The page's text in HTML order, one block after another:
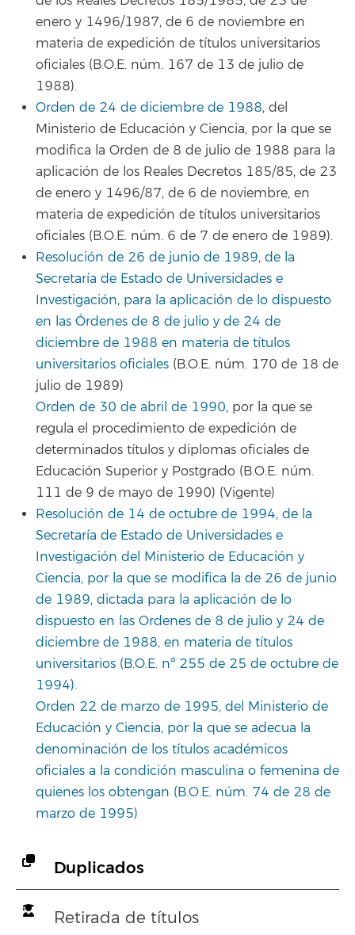
enero y 1496/1987, de 6 de noviembre en
materia de expedición de títulos universitarios
oficiales (B.O.E. núm. 167 de 13 de julio de
1988).
Orden de 24 de diciembre de 1988, del
Ministerio de Educación y Ciencia, por la que se
modifica la Orden de 8 de julio de 1988 para la
aplicación de los Reales Decretos 185/85, de 23
de enero y 1496/87, de 6 de noviembre, en
materia de expedición de títulos universitarios
oficiales (B.O.E. núm. 6 de 7 de enero de 1989).
Resolución de 26 de junio de 1989, de la
Secretaría de Estado de Universidades e
Investigación, para la aplicación de lo dispuesto
en las Órdenes de 8 de julio y de 24 de
diciembre de 1988 en materia de títulos
universitarios oficiales (B.O.E. núm. 170 de 18 de
julio de 1989)
Orden de 30 de abril de 1990, por la que se
regula el procedimiento de expedición de
determinados títulos y diplomas oficiales de
Educación Superior y Postgrado (B.O.E. núm.
111 de 9 de mayo de 1990) (Vigente)
Resolución de 14 de octubre de 1994, de la
Secretaría de Estado de Universidades e
Investigación del Ministerio de Educación y
Ciencia, por la que se modifica la de 26 de junio
de 1989, dictada para la aplicación de lo
dispuesto en las Ordenes de 8 de julio y 24 de
diciembre de 1988, en materia de títulos
universitarios (B.O.E. nº 255 de 25 de octubre de
1994).
Orden 22 de marzo de 1995, del Ministerio de
Educación y Ciencia, por la que se adecua la
denominación de los títulos académicos
oficiales a la condición masculina o femenina de
quienes los obtengan (B.O.E. núm. 74 de 28 de
marzo de 1995)
Duplicados
Retirada de títulos